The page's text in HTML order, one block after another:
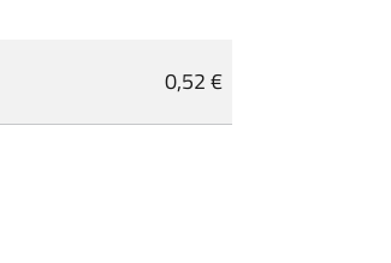
0,52 €